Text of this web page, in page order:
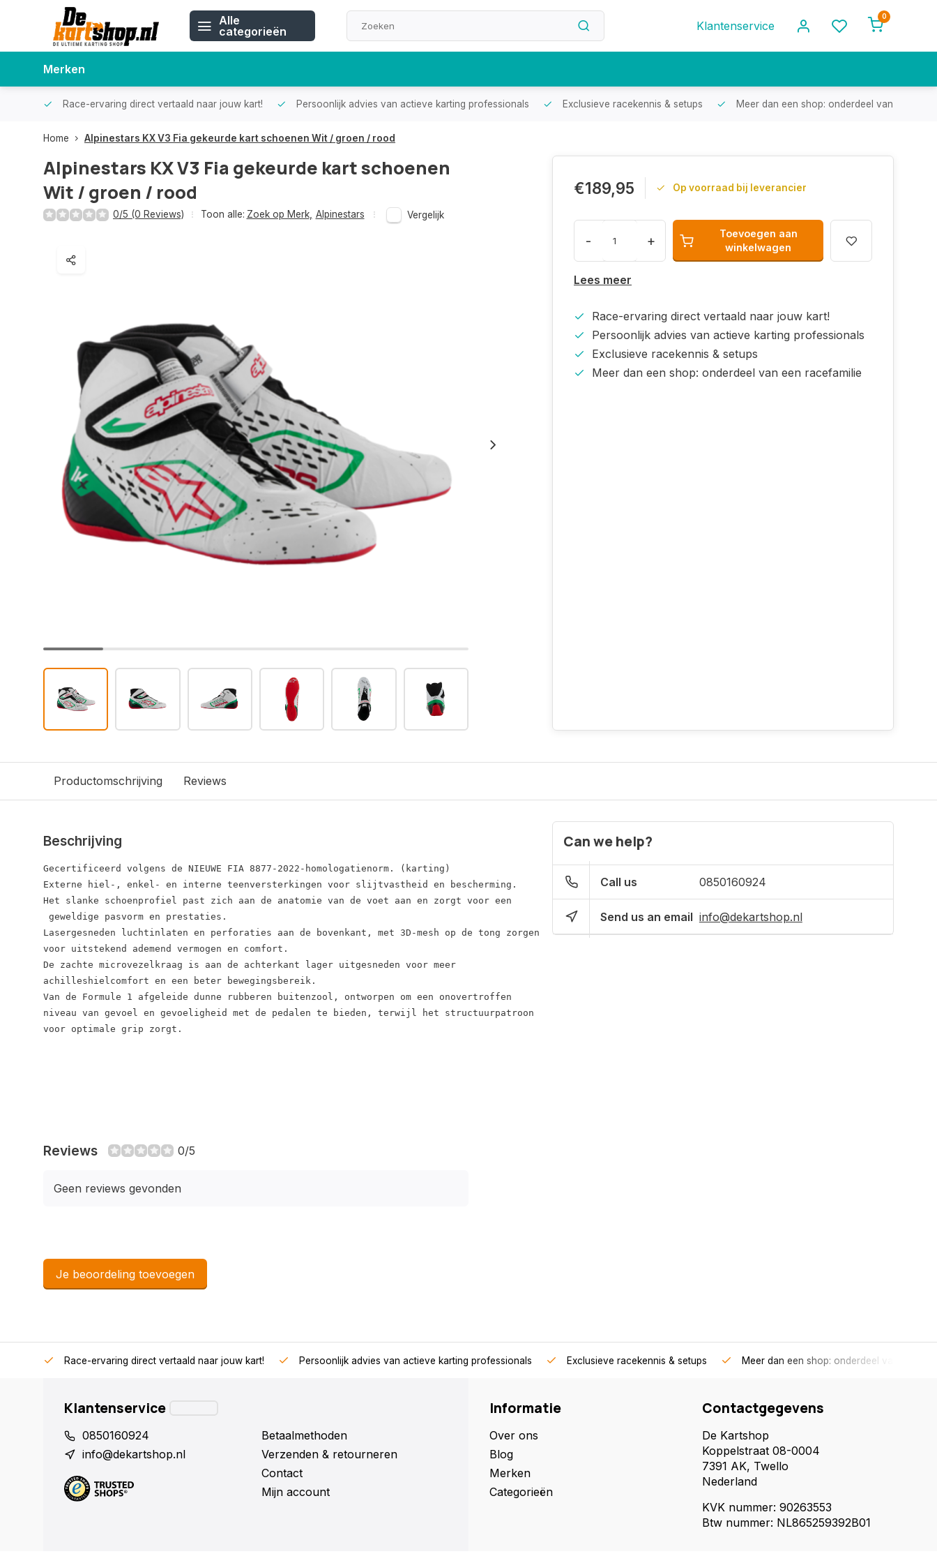
Alle
categorieën
Klantenservice
0
Merken
Race-ervaring direct vertaald naar jouw kart! Persoonlijk advies van actieve karting professionals Exclusieve racekennis & setups Meer dan een shop: onderdeel van een
Home Alpinestars KX V3 Fia gekeurde kart schoenen Wit / groen / rood
Alpinestars KX V3 Fia gekeurde kart schoenen
Wit / groen / rood
0/5 (0 Reviews) Toon alle: Zoek op Merk, Alpinestars Vergelijk
€189,95 Op voorraad bij leverancier
- +
Toevoegen aan
winkelwagen
Lees meer
Race-ervaring direct vertaald naar jouw kart!
Persoonlijk advies van actieve karting professionals
Exclusieve racekennis & setups
Meer dan een shop: onderdeel van een racefamilie
Productomschrijving Reviews
Beschrijving
Gecertificeerd volgens de NIEUWE FIA 8877-2022-homologatienorm. (karting)
Externe hiel-, enkel- en interne teenversterkingen voor slijtvastheid en bescherming.
Het slanke schoenprofiel past zich aan de anatomie van de voet aan en zorgt voor een
geweldige pasvorm en prestaties.
Lasergesneden luchtinlaten en perforaties aan de bovenkant, met 3D-mesh op de tong zorgen
voor uitstekend ademend vermogen en comfort.
De zachte microvezelkraag is aan de achterkant lager uitgesneden voor meer
achilleshielcomfort en een beter bewegingsbereik.
Van de Formule 1 afgeleide dunne rubberen buitenzool, ontworpen om een ​​onovertroffen
niveau van gevoel en gevoeligheid met de pedalen te bieden, terwijl het structuurpatroon
voor optimale grip zorgt.
Reviews 0/5
Geen reviews gevonden
Je beoordeling toevoegen
Can we help?
Call us 0850160924
Send us an email info@dekartshop.nl
Race-ervaring direct vertaald naar jouw kart! Persoonlijk advies van actieve karting professionals Exclusieve racekennis & setups Meer dan een shop: onderdeel van een
Klantenservice
0850160924
info@dekartshop.nl
Betaalmethoden
Verzenden & retourneren
Contact
Mijn account
Informatie
Over ons
Blog
Merken
Categorieën
Contactgegevens
De Kartshop
Koppelstraat 08-0004
7391 AK, Twello
Nederland
KVK nummer: 90263553
Btw nummer: NL865259392B01